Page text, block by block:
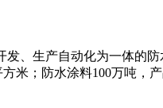
、生产自动化为一体的
米；防水涂料100万吨，产